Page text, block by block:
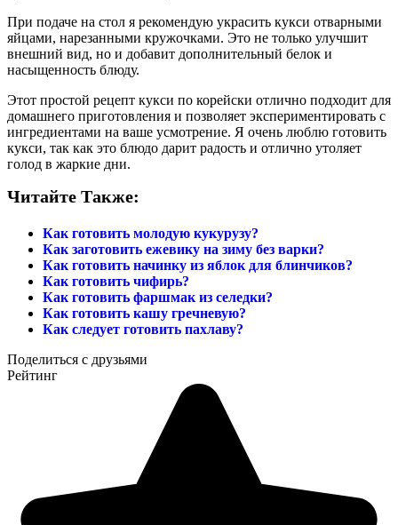
При подаче на стол я рекомендую украсить кукси отварными
яйцами, нарезанными кружочками. Это не только улучшит
внешний вид, но и добавит дополнительный белок и
насыщенность блюду.
Этот простой рецепт кукси по корейски отлично подходит для
домашнего приготовления и позволяет экспериментировать с
ингредиентами на ваше усмотрение. Я очень люблю готовить
кукси, так как это блюдо дарит радость и отлично утоляет
голод в жаркие дни.
Читайте Также:
Как готовить молодую кукурузу?
Как заготовить ежевику на зиму без варки?
Как готовить начинку из яблок для блинчиков?
Как готовить чифирь?
Как готовить фаршмак из селедки?
Как готовить кашу гречневую?
Как следует готовить пахлаву?
Поделиться с друзьями
Рейтинг